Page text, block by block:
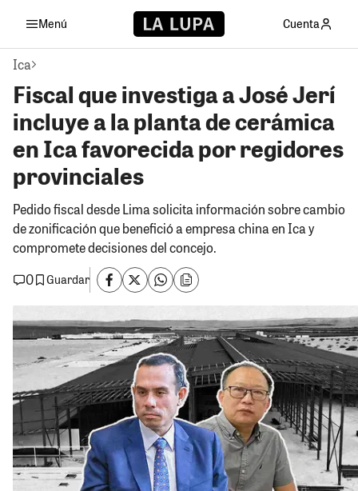
Menú Cuenta
Ica
Fiscal que investiga a José Jerí
incluye a la planta de cerámica
en Ica favorecida por regidores
provinciales
Pedido fiscal desde Lima solicita información sobre cambio
de zonificación que benefició a empresa china en Ica y
compromete decisiones del concejo.
0
Guardar